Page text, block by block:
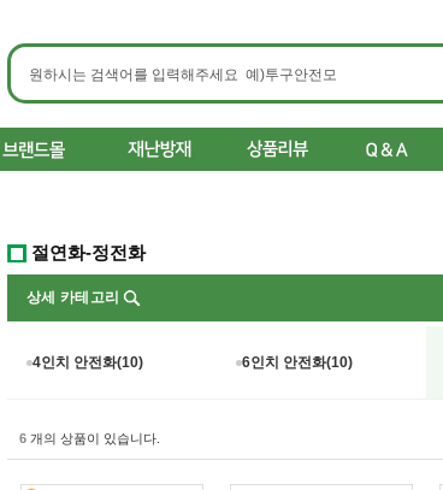
절연화-정전화
상세 카테고리
4인치 안전화(10) 6인치 안전화(10)
6 개의 상품이 있습니다.